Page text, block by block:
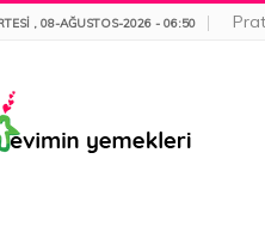
, 08-AĞUSTOS-2026 - 06:50